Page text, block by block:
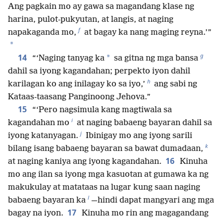
Ang pagkain mo ay gawa sa magandang klase ng
harina, pulot-pukyutan, at langis, at naging
napakaganda mo, f at bagay ka nang maging reyna.’”
*
14 “‘Naging tanyag ka * sa gitna ng mga bansa g
dahil sa iyong kagandahan; perpekto iyon dahil
karilagan ko ang inilagay ko sa iyo,’ h ang sabi ng
Kataas-taasang Panginoong Jehova.”
15
“‘Pero nagsimula kang magtiwala sa
kagandahan mo i at naging babaeng bayaran dahil sa
iyong katanyagan. j Ibinigay mo ang iyong sarili
bilang isang babaeng bayaran sa bawat dumadaan, k
at naging kaniya ang iyong kagandahan. 16 Kinuha
mo ang ilan sa iyong mga kasuotan at gumawa ka ng
makukulay at matataas na lugar kung saan naging
babaeng bayaran ka l —hindi dapat mangyari ang mga
bagay na iyon. 17 Kinuha mo rin ang magagandang